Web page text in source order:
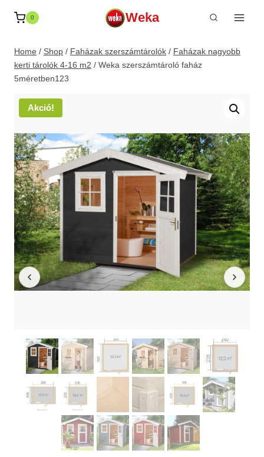
0 Weka
Home / Shop / Faházak szerszámtárolók / Faházak nagyobb
kerti tárolók 4-16 m2 / Weka szerszámtároló faház
5méretben123
Akció!